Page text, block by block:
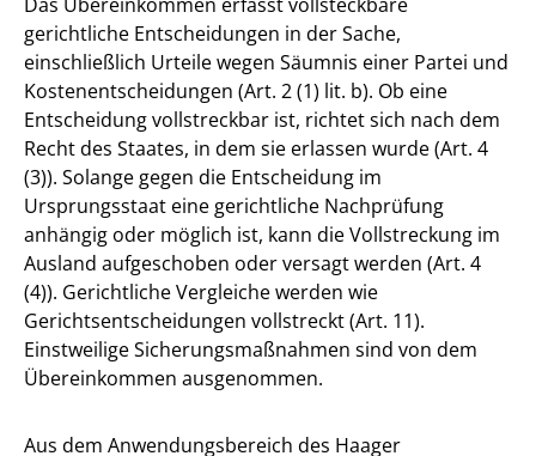
gerichtliche Entscheidungen in der Sache,
einschließlich Urteile wegen Säumnis einer Partei und
Kostenentscheidungen (Art. 2 (1) lit. b). Ob eine
Entscheidung vollstreckbar ist, richtet sich nach dem
Recht des Staates, in dem sie erlassen wurde (Art. 4
(3)). Solange gegen die Entscheidung im
Ursprungsstaat eine gerichtliche Nachprüfung
anhängig oder möglich ist, kann die Vollstreckung im
Ausland aufgeschoben oder versagt werden (Art. 4
(4)). Gerichtliche Vergleiche werden wie
Gerichtsentscheidungen vollstreckt (Art. 11).
Einstweilige Sicherungsmaßnahmen sind von dem
Übereinkommen ausgenommen.
Aus dem Anwendungsbereich des Haager